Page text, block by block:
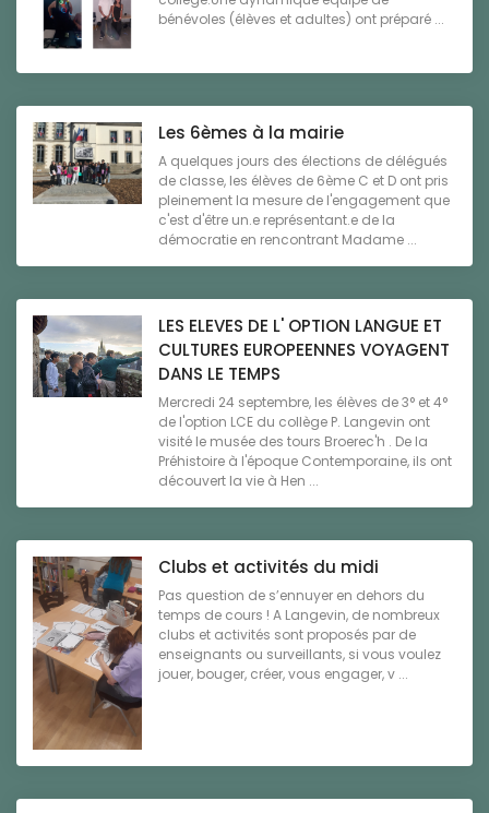
bénévoles (élèves et adultes) ont préparé ...
Les 6èmes à la mairie
A quelques jours des élections de délégués
de classe, les élèves de 6ème C et D ont pris
pleinement la mesure de l'engagement que
c'est d'être un.e représentant.e de la
démocratie en rencontrant Madame ...
LES ELEVES DE L' OPTION LANGUE ET
CULTURES EUROPEENNES VOYAGENT
DANS LE TEMPS
Mercredi 24 septembre, les élèves de 3° et 4°
de l'option LCE du collège P. Langevin ont
visité le musée des tours Broerec'h . De la
Préhistoire à l'époque Contemporaine, ils ont
découvert la vie à Hen ...
Clubs et activités du midi
Pas question de s’ennuyer en dehors du
temps de cours ! A Langevin, de nombreux
clubs et activités sont proposés par de
enseignants ou surveillants, si vous voulez
jouer, bouger, créer, vous engager, v ...